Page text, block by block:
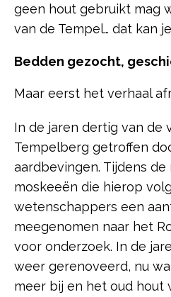
geen hout gebruikt mag
van de Tempel… dat kan
Bedden gezocht,
Maar eerst het verhaal
In de jaren dertig van de
Tempelberg getroffen
aardbevingen. Tijdens
moskeeën die hierop
wetenschappers een
meegenomen naar het
voor onderzoek. In de
weer gerenoveerd, nu
meer bij en het oud hout